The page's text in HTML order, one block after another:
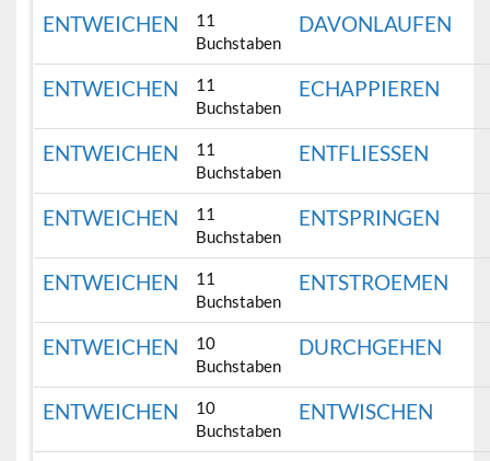
ENTWEICHEN
11
Buchstaben
DAVONLAUFEN
ENTWEICHEN
11
Buchstaben
ECHAPPIEREN
ENTWEICHEN
11
Buchstaben
ENTFLIESSEN
ENTWEICHEN
11
Buchstaben
ENTSPRINGEN
ENTWEICHEN
11
Buchstaben
ENTSTROEMEN
ENTWEICHEN
10
Buchstaben
DURCHGEHEN
ENTWEICHEN
10
Buchstaben
ENTWISCHEN